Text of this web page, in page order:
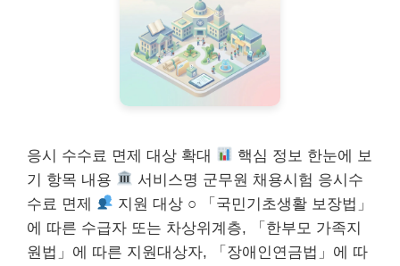
응시 수수료 면제 대상 확대
핵심 정보 한눈에 보
기 항목 내용
서비스명 군무원 채용시험 응시수
수료 면제
지원 대상 ○ 「국민기초생활 보장법」
에 따른 수급자 또는 차상위계층, 「한부모 가족지
원법」에 따른 지원대상자, 「장애인연금법」에 따